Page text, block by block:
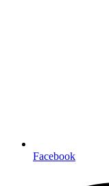
Facebook